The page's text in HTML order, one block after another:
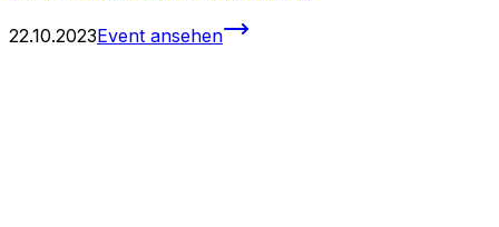
22.10.2023Event ansehen